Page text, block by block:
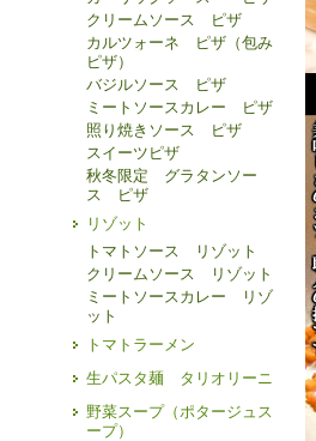
クリームソース ピザ
カルツォーネ ピザ（包み
ピザ）
バジルソース ピザ
ミートソースカレー ピザ
照り焼きソース ピザ
スイーツピザ
秋冬限定 グラタンソー
ス ピザ
リゾット
トマトソース リゾット
クリームソース リゾット
ミートソースカレー リゾ
ット
トマトラーメン
生パスタ麺 タリオリーニ
野菜スープ（ポタージュス
ープ）